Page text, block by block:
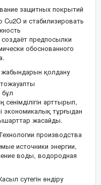
защитных покрытий
и стабилизировать
предпосылки
обоснованного
қолдану
бұл
арттырып,
экономикалық тұрғыдан
жасайды.
производства
источники энергии,
воды, водородная
сутегін өндіру